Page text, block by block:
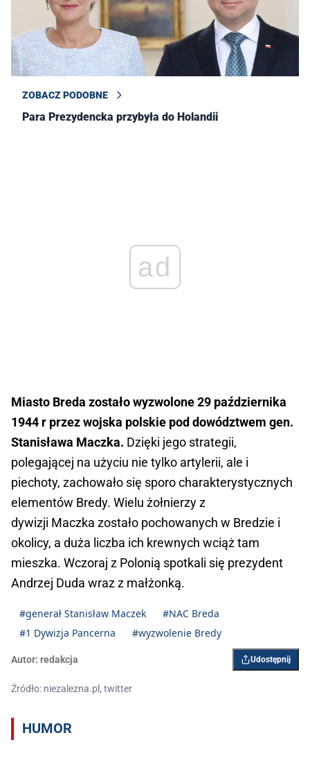
ZOBACZ PODOBNE
Para Prezydencka przybyła do Holandii
ad
Miasto Breda zostało wyzwolone 29 października
1944 r przez wojska polskie pod dowództwem gen.
Stanisława Maczka. Dzięki jego strategii,
polegającej na użyciu nie tylko artylerii, ale i
piechoty, zachowało się sporo charakterystycznych
elementów Bredy. Wielu żołnierzy z
dywizji Maczka zostało pochowanych w Bredzie i
okolicy, a duża liczba ich krewnych wciąż tam
mieszka. Wczoraj z Polonią spotkali się prezydent
Andrzej Duda wraz z małżonką.
#generał Stanisław Maczek
#NAC Breda
#1 Dywizja Pancerna
#wyzwolenie Bredy
Autor: redakcja Udostępnij
Źródło: niezalezna.pl, twitter
HUMOR